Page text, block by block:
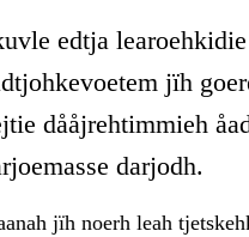
edtja
jïh
dååjrehtimmieh
darjodh.
jïh noerh leah